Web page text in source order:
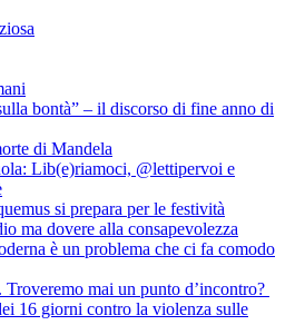
bontà” – il discorso di fine anno di
di Mandela
Lib(e)riamoci, @lettipervoi e
si prepara per le festività
ma dovere alla consapevolezza
è un problema che ci fa comodo
Troveremo mai un punto d’incontro?
16 giorni contro la violenza sulle